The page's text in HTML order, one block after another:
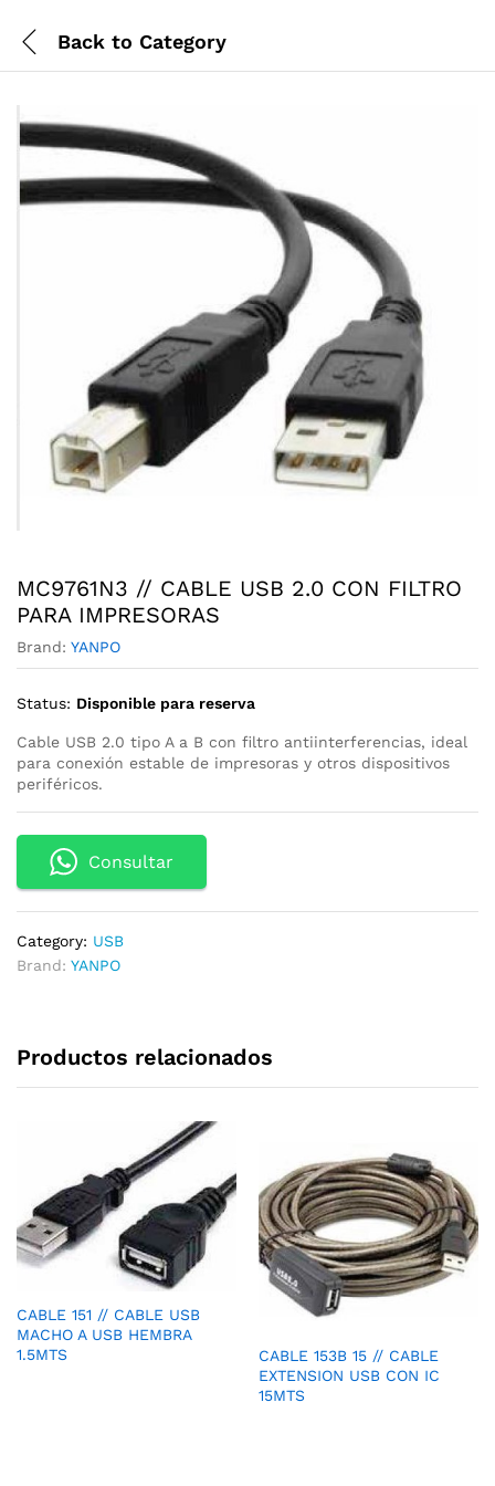
Back to Category
MC9761N3 // CABLE USB 2.0 CON FILTRO
PARA IMPRESORAS
Brand: YANPO
Status: Disponible para reserva
Cable USB 2.0 tipo A a B con filtro antiinterferencias, ideal
para conexión estable de impresoras y otros dispositivos
periféricos.
Consultar
Category: USB
Brand: YANPO
Productos relacionados
CABLE 151 // CABLE USB
MACHO A USB HEMBRA
1.5MTS
CABLE 153B 15 // CABLE
EXTENSION USB CON IC
15MTS